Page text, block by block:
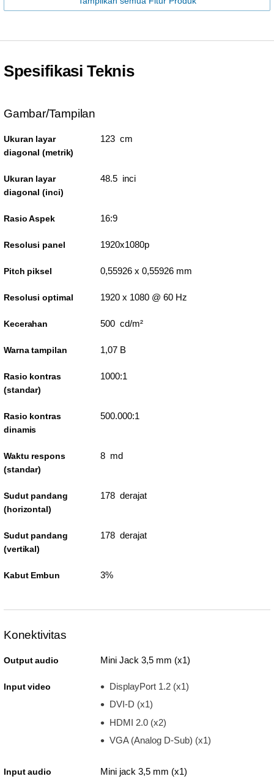
Spesifikasi Teknis
Gambar/Tampilan
Ukuran layar
diagonal (metrik)
123 cm
Ukuran layar
diagonal (inci)
48.5 inci
Rasio Aspek 16:9
Resolusi panel 1920x1080p
Pitch piksel 0,55926 x 0,55926 mm
Resolusi optimal 1920 x 1080 @ 60 Hz
Kecerahan 500 cd/m²
Warna tampilan 1,07 B
Rasio kontras
(standar)
1000:1
Rasio kontras
dinamis
500.000:1
Waktu respons
(standar)
8 md
Sudut pandang
(horizontal)
178 derajat
Sudut pandang
(vertikal)
178 derajat
Kabut Embun 3%
Konektivitas
Output audio Mini Jack 3,5 mm (x1)
Input video
DisplayPort 1.2 (x1)
DVI-D (x1)
HDMI 2.0 (x2)
VGA (Analog D-Sub) (x1)
Input audio Mini jack 3,5 mm (x1)